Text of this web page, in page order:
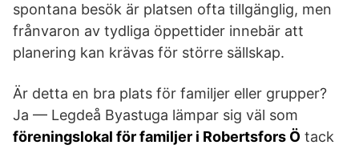
spontana besök är platsen ofta tillgänglig, men
frånvaron av tydliga öppettider innebär att
planering kan krävas för större sällskap.
Är detta en bra plats för familjer eller grupper?
Ja — Legdeå Byastuga lämpar sig väl som
föreningslokal för familjer i Robertsfors Ö tack